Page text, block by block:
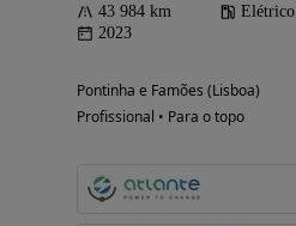
43 984 km Elétrico
2023
Pontinha e Famões (Lisboa)
Profissional • Para o topo